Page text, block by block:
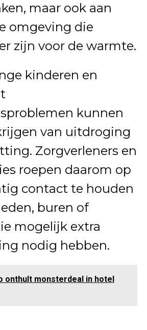
maar ook aan
omgeving die
zijn voor de warmte.
kinderen en
kunnen
van uitdroging
Zorgverleners en
roepen daarom op
contact te houden
buren of
mogelijk extra
nodig hebben.
onthult monsterdeal in hotel